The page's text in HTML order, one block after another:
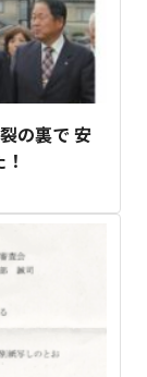
の裏で 安